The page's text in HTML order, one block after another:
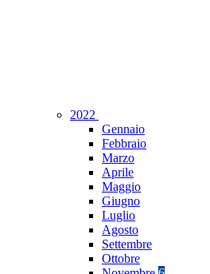
2022
Gennaio
Febbraio
Marzo
Aprile
Maggio
Giugno
Luglio
Agosto
Settembre
Ottobre